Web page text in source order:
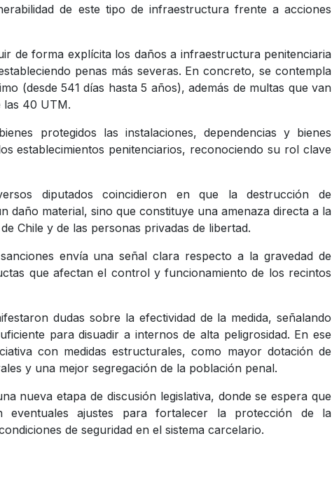
de este tipo de infraestructura frente a acciones
de forma explícita los daños a infraestructura penitenciaria
penas más severas. En concreto, se contempla
(desde 541 días hasta 5 años), además de multas que van
las 40 UTM.
protegidos las instalaciones, dependencias y bienes
establecimientos penitenciarios, reconociendo su rol clave
diputados coincidieron en que la destrucción de
daño material, sino que constituye una amenaza directa a la
Chile y de las personas privadas de libertad.
envía una señal clara respecto a la gravedad de
que afectan el control y funcionamiento de los recintos
dudas sobre la efectividad de la medida, señalando
para disuadir a internos de alta peligrosidad. En ese
con medidas estructurales, como mayor dotación de
y una mejor segregación de la población penal.
nueva etapa de discusión legislativa, donde se espera que
ajustes para fortalecer la protección de la
de seguridad en el sistema carcelario.